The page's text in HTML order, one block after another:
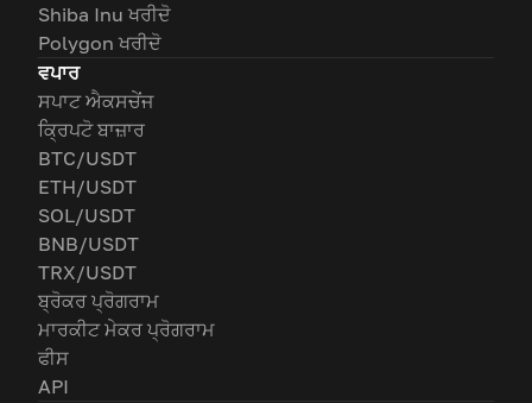
Shiba Inu ਖਰੀਦੋ
Polygon ਖਰੀਦੋ
ਵਪਾਰ
ਸਪਾਟ ਐਕਸਚੇਂਜ
ਕ੍ਰਿਪਟੋ ਬਾਜ਼ਾਰ
BTC/USDT
ETH/USDT
SOL/USDT
BNB/USDT
TRX/USDT
ਬ੍ਰੋਕਰ ਪ੍ਰੋਗਰਾਮ
ਮਾਰਕੀਟ ਮੇਕਰ ਪ੍ਰੋਗਰਾਮ
ਫੀਸ
API